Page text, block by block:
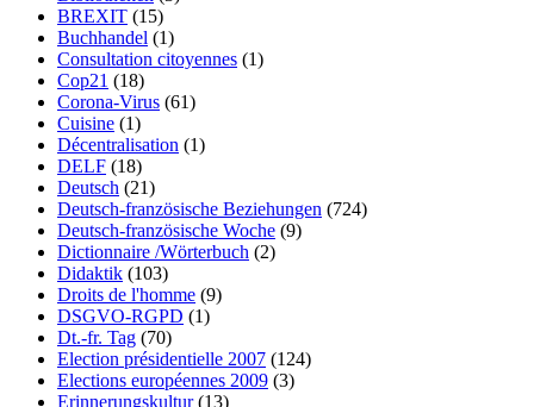
BREXIT (15)
Buchhandel (1)
Consultation citoyennes (1)
Cop21 (18)
Corona-Virus (61)
Cuisine (1)
Décentralisation (1)
DELF (18)
Deutsch (21)
Deutsch-französische Beziehungen (724)
Deutsch-französische Woche (9)
Dictionnaire /Wörterbuch (2)
Didaktik (103)
Droits de l'homme (9)
DSGVO-RGPD (1)
Dt.-fr. Tag (70)
Election présidentielle 2007 (124)
Elections européennes 2009 (3)
Erinnerungskultur(13)